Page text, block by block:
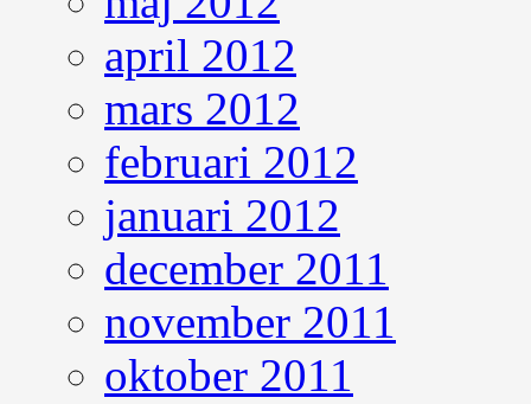
april 2012
mars 2012
februari 2012
januari 2012
december 2011
november 2011
oktober 2011